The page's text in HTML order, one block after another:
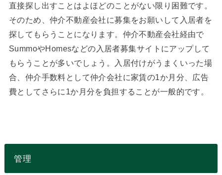
直接探し出すことはよほどのことがない限り困難です。
そのため、仲介不動産会社に募集をお願いして入居者を
探してもらうことになります。仲介不動産会社経由で
SummoやHomesなどの入居者募集サイトにアップして
もらうことが多いでしょう。入居付けがうまくいった場
合、仲介手数料として仲介会社に家賃の1か月分、広告
費としてさらに1か月分を負担することが一般的です。
管理